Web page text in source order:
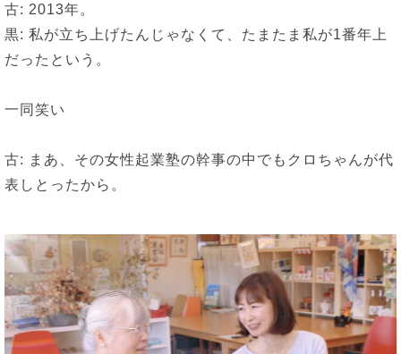
古: 2013年。
黒: 私が立ち上げたんじゃなくて、たまたま私が1番年上
だったという。
一同笑い
古: まあ、その女性起業塾の幹事の中でもクロちゃんが代
表しとったから。